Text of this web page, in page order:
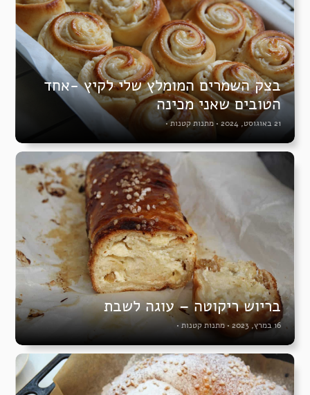
בצק השמרים המומלץ שלי לקיץ -אחד
הטובים שאני מכינה
21 באוגוסט, 2024 • מתנות קטנות•
בריוש ריקוטה – עוגה לשבת
16 במרץ, 2023 • מתנות קטנות •